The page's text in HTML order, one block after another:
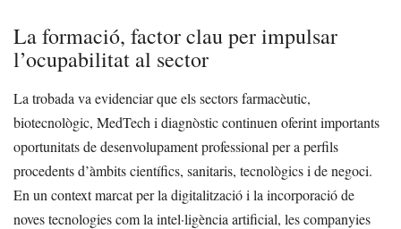
La formació, factor clau per impulsar
l’ocupabilitat al sector
La trobada va evidenciar que els sectors farmacèutic,
biotecnològic, MedTech i diagnòstic continuen oferint importants
oportunitats de desenvolupament professional per a perfils
procedents d’àmbits científics, sanitaris, tecnològics i de negoci.
En un context marcat per la digitalització i la incorporació de
noves tecnologies com la intel·ligència artificial, les companyies